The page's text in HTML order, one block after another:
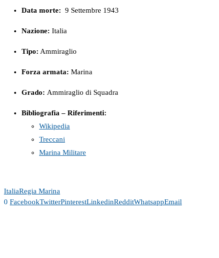
Data morte: 9 Settembre 1943
Nazione: Italia
Tipo: Ammiraglio
Forza armata: Marina
Grado: Ammiraglio di Squadra
Bibliografia – Riferimenti:
Wikipedia
Treccani
Marina Militare
ItaliaRegia Marina
0 FacebookTwitterPinterestLinkedinRedditWhatsappEmail